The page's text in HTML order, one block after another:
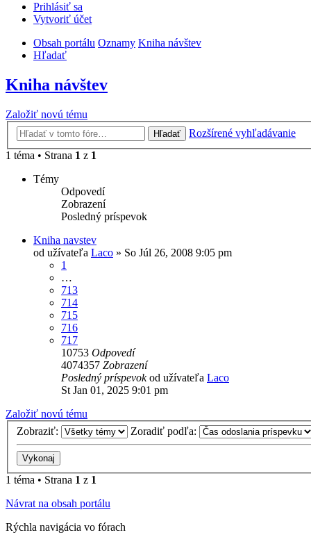
Prihlásiť sa
Vytvoriť účet
Obsah portálu Oznamy Kniha návštev
Hľadať
Kniha návštev
Založiť novú tému
Hľadať
Rozšírené vyhľadávanie
1 téma • Strana 1 z 1
Témy
Odpovedí
Zobrazení
Posledný príspevok
Kniha navstev
od užívateľa Laco » So Júl 26, 2008 9:05 pm
1
…
713
714
715
716
717
10753 Odpovedí
4074357 Zobrazení
Posledný príspevokod užívateľa Laco
St Jan 01, 2025 9:01 pm
Založiť novú tému
Zobraziť:
Zoradiť podľa:
1 téma • Strana 1 z 1
Návrat na obsah portálu
Rýchla navigácia vo fórach